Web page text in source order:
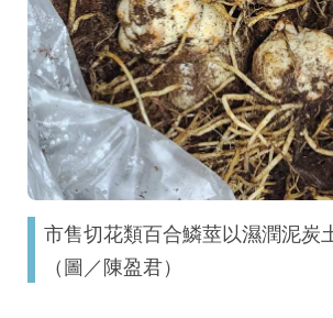
市售切花類百合鱗莖以濕潤泥炭
（圖／陳盈君）